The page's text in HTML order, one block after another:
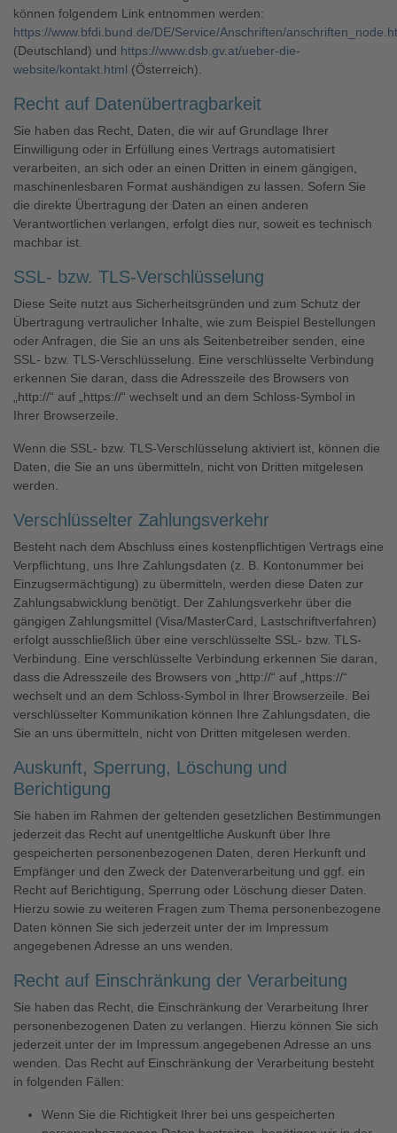
können folgendem Link entnommen werden:
https://www.bfdi.bund.de/DE/Service/Anschriften/
(Deutschland) und https://www.dsb.gv.at/ueber-die-
website/kontakt.html (Österreich).
Recht auf Datenübertragbarkeit
Sie haben das Recht, Daten, die wir auf Grundlage Ihrer
Einwilligung oder in Erfüllung eines Vertrags automatisiert
verarbeiten, an sich oder an einen Dritten in einem gängigen,
maschinenlesbaren Format aushändigen zu lassen. Sofern Sie
die direkte Übertragung der Daten an einen anderen
Verantwortlichen verlangen, erfolgt dies nur, soweit es technisch
machbar ist.
SSL- bzw. TLS-Verschlüsselung
Diese Seite nutzt aus Sicherheitsgründen und zum Schutz der
Übertragung vertraulicher Inhalte, wie zum Beispiel Bestellungen
oder Anfragen, die Sie an uns als Seitenbetreiber senden, eine
SSL- bzw. TLS-Verschlüsselung. Eine verschlüsselte Verbindung
erkennen Sie daran, dass die Adresszeile des Browsers von
„http://“ auf „https://“ wechselt und an dem Schloss-Symbol in
Ihrer Browserzeile.
Wenn die SSL- bzw. TLS-Verschlüsselung aktiviert ist, können die
Daten, die Sie an uns übermitteln, nicht von Dritten mitgelesen
werden.
Verschlüsselter Zahlungsverkehr
Besteht nach dem Abschluss eines kostenpflichtigen Vertrags eine
Verpflichtung, uns Ihre Zahlungsdaten (z. B. Kontonummer bei
Einzugsermächtigung) zu übermitteln, werden diese Daten zur
Zahlungsabwicklung benötigt. Der Zahlungsverkehr über die
gängigen Zahlungsmittel (Visa/MasterCard, Lastschriftverfahren)
erfolgt ausschließlich über eine verschlüsselte SSL- bzw. TLS-
Verbindung. Eine verschlüsselte Verbindung erkennen Sie daran,
dass die Adresszeile des Browsers von „http://“ auf „https://“
wechselt und an dem Schloss-Symbol in Ihrer Browserzeile. Bei
verschlüsselter Kommunikation können Ihre Zahlungsdaten, die
Sie an uns übermitteln, nicht von Dritten mitgelesen werden.
Auskunft, Sperrung, Löschung und
Berichtigung
Sie haben im Rahmen der geltenden gesetzlichen Bestimmungen
jederzeit das Recht auf unentgeltliche Auskunft über Ihre
gespeicherten personenbezogenen Daten, deren Herkunft und
Empfänger und den Zweck der Datenverarbeitung und ggf. ein
Recht auf Berichtigung, Sperrung oder Löschung dieser Daten.
Hierzu sowie zu weiteren Fragen zum Thema personenbezogene
Daten können Sie sich jederzeit unter der im Impressum
angegebenen Adresse an uns wenden.
Recht auf Einschränkung der Verarbeitung
Sie haben das Recht, die Einschränkung der Verarbeitung Ihrer
personenbezogenen Daten zu verlangen. Hierzu können Sie sich
jederzeit unter der im Impressum angegebenen Adresse an uns
wenden. Das Recht auf Einschränkung der Verarbeitung besteht
in folgenden Fällen:
Wenn Sie die Richtigkeit Ihrer bei uns gespeicherten